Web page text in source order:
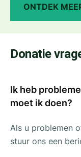
ONTDEK
Donatie
Ik heb
moet ik doen?
Als u problemen
stuur ons een